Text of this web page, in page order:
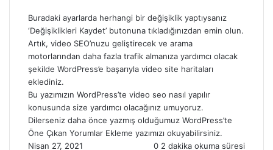
Buradaki ayarlarda herhangi bir değişiklik yaptıysanız
‘Değişiklikleri Kaydet’ butonuna tıkladığınızdan emin olun.
Artık, video SEO’nuzu geliştirecek ve arama
motorlarından daha fazla trafik almanıza yardımcı olacak
şekilde WordPress’e başarıyla video site haritaları
eklediniz.
Bu yazımızın WordPress’te video seo nasıl yapılır
konusunda size yardımcı olacağınız umuyoruz.
Dilerseniz daha önce yazmış olduğumuz WordPress’te
Öne Çıkan Yorumlar Ekleme yazımızı okuyabilirsiniz.
Nisan 27, 2021
0 2 dakika okuma süresi